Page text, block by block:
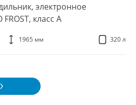
электронное
класс A
1965 мм 320 л